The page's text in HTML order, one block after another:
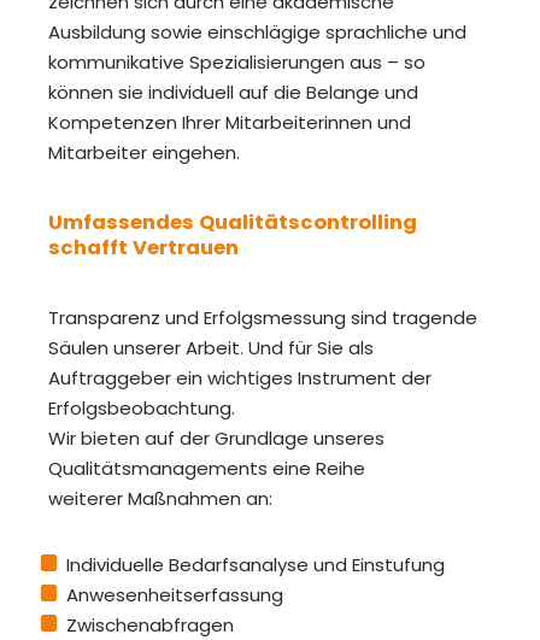
Ausbildung sowie einschlägige sprachliche und
kommunikative Spezialisierungen aus – so
können sie individuell auf die Belange und
Kompetenzen Ihrer Mitarbeiterinnen und
Mitarbeiter eingehen.
Umfassendes Qualitätscontrolling
schafft Vertrauen
Transparenz und Erfolgsmessung sind tragende
Säulen unserer Arbeit. Und für Sie als
Auftraggeber ein wichtiges Instrument der
Erfolgsbeobachtung.
Wir bieten auf der Grundlage unseres
Qualitätsmanagements eine Reihe
weiterer Maßnahmen an:
Individuelle Bedarfsanalyse und Einstufung
Anwesenheitserfassung
Zwischenabfragen